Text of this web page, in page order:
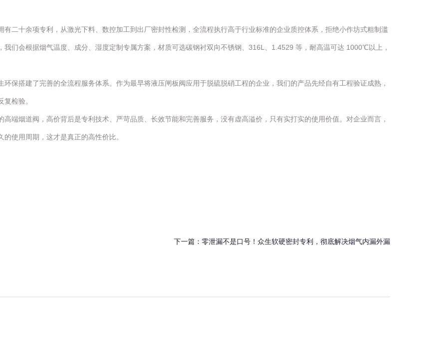
有二十余项专利，从激光下料、数控加工到出厂密封性检测，全流程执行高于行业标准的企业质控体系，拒绝小作坊式粗制滥
们会根据烟气温度、成分、湿度定制专属方案，材质可选碳钢衬双向不锈钢、316L、1.4529 等，耐高温可达 1000℃以上，
保搭建了完善的全流程服务体系。作为最早将液压闸板阀应用于脱硫脱硝工程的企业，我们的产品先经自有工程验证成熟，
检验。
高端烟道阀，高价背后是专利技术、严苛品质、长效节能和完善服务，没有虚高溢价，只有实打实的使用价值。对企业而言，
使用周期，这才是真正的高性价比。
下一篇： 零泄漏不是口号！众生软硬密封专利，彻底解决烟气内漏外漏